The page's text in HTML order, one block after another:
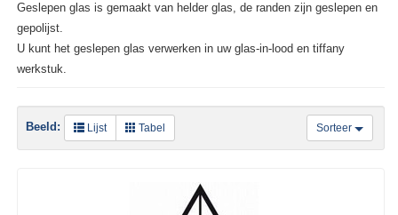
Geslepen glas is gemaakt van helder glas, de randen zijn geslepen en
gepolijst.
U kunt het geslepen glas verwerken in uw glas-in-lood en tiffany
werkstuk.
Sorteer
Beeld: Lijst Tabel